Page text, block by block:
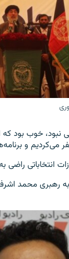
نبود، خوب بود
می‌کردیم و
انتخاباتی
محمد اشرف